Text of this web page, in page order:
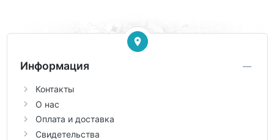
Информация
Контакты
О нас
Оплата и доставка
Свидетельства